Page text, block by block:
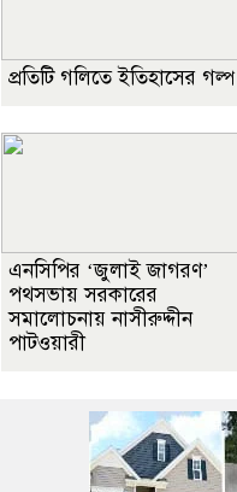
প্রতিটি গলিতে ইতিহাসের গল্প
এনসিপির ‘জুলাই জাগরণ’
পথসভায় সরকারের
সমালোচনায় নাসীরুদ্দীন
পাটওয়ারী